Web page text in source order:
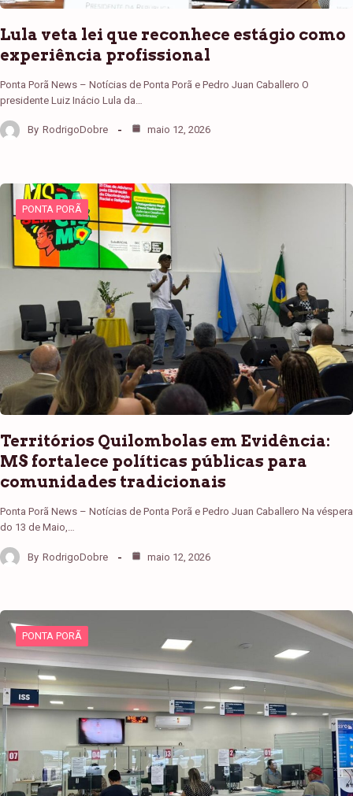
Lula veta lei que reconhece estágio como
experiência profissional
Ponta Porã News – Notícias de Ponta Porã e Pedro Juan Caballero O
presidente Luiz Inácio Lula da…
By RodrigoDobre maio 12, 2026
PONTA PORÃ
Territórios Quilombolas em Evidência:
MS fortalece políticas públicas para
comunidades tradicionais
Ponta Porã News – Notícias de Ponta Porã e Pedro Juan Caballero Na véspera
do 13 de Maio,…
By RodrigoDobre maio 12, 2026
PONTA PORÃ